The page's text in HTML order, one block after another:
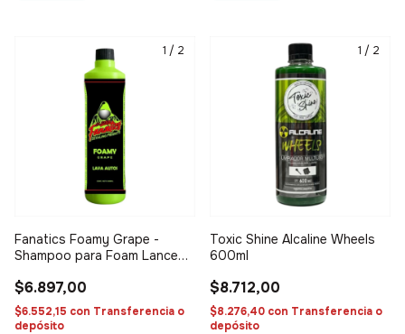
1 / 2
Fanatics Foamy Grape -
Shampoo para Foam Lance
$6.897,00
$6.552,15 con Transferencia o
depósito
1 / 2
Toxic Shine Alcaline Wheels
600ml
$8.712,00
$8.276,40 con Transferencia o
depósito